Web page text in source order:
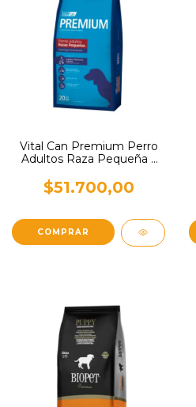
Vital Can Premium Perro
Adultos Raza Pequeña x
$51.700,00